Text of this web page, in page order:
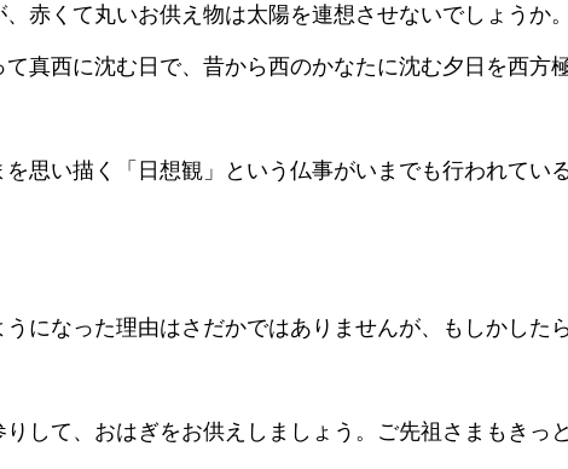
赤くて丸いお供え物は太陽を連想させないでしょうか。
真西に沈む日で、昔から西のかなたに沈む夕日を西方
思い描く「日想観」という仏事がいまでも行われてい
になった理由はさだかではありませんが、もしかした
して、おはぎをお供えしましょう。ご先祖さまもきっ